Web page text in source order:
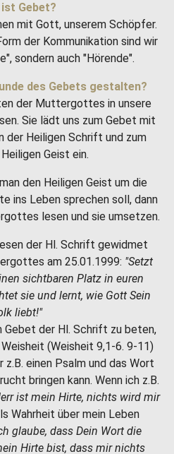
Gebet?
mit Gott, unserem Schöpfer.
der Kommunikation sind wir
sondern auch "Hörende".
des Gebets gestalten?
der Muttergottes in unsere
Sie lädt uns zum Gebet mit
der Heiligen Schrift und zum
Geist ein.
den Heiligen Geist um die
ins Leben sprechen soll, dann
lesen und sie umsetzen.
der Hl. Schrift gewidmet
am 25.01.1999: "Setzt
sichtbaren Platz in euren
sie und lernt, wie Gott Sein
liebt!"
Gebet der Hl. Schrift zu beten,
(Weisheit 9,1-6. 9-11)
einen Psalm und das Wort
bringen kann. Wenn ich z.B.
ist mein Hirte, nichts wird mir
Wahrheit über mein Leben
glaube, dass Dein Wort die
Hirte bist, dass mir nichts